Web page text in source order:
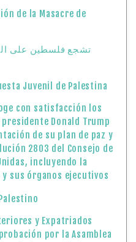
de la Masacre de
تشجع فلسطين على
Juvenil de Palestina
con satisfacción los
Donald Trump
de su plan de paz y
2803 del Consejo de
incluyendo la
y sus órganos ejecutivos
y Expatriados
por la Asamblea